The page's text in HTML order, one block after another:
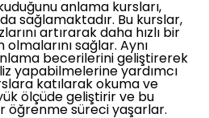
anlama kursları,
sağlamaktadır. Bu kurslar,
artırarak daha hızlı bir
sağlar. Aynı
becerilerini geliştirerek
yapabilmelerine yardımcı
katılarak okuma ve
ölçüde geliştirir ve bu
öğrenme süreci yaşarlar.